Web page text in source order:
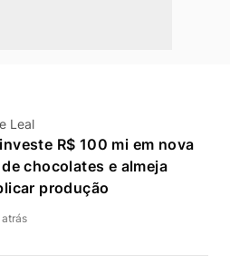
Leal
R$ 100 mi em nova
chocolates e almeja
produção
atrás